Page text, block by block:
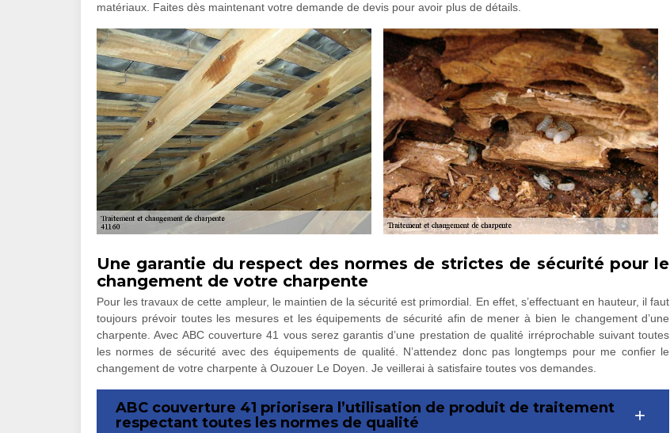
matériaux. Faites dès maintenant votre demande de devis pour avoir plus de détails.
Une garantie du respect des normes de strictes de sécurité pour le
changement de votre charpente
Pour les travaux de cette ampleur, le maintien de la sécurité est primordial. En effet, s’effectuant en hauteur, il faut
toujours prévoir toutes les mesures et les équipements de sécurité afin de mener à bien le changement d’une
charpente. Avec ABC couverture 41 vous serez garantis d’une prestation de qualité irréprochable suivant toutes
les normes de sécurité avec des équipements de qualité. N’attendez donc pas longtemps pour me confier le
changement de votre charpente à Ouzouer Le Doyen. Je veillerai à satisfaire toutes vos demandes.
ABC couverture 41 priorisera l’utilisation de produit de traitement
respectant toutes les normes de qualité